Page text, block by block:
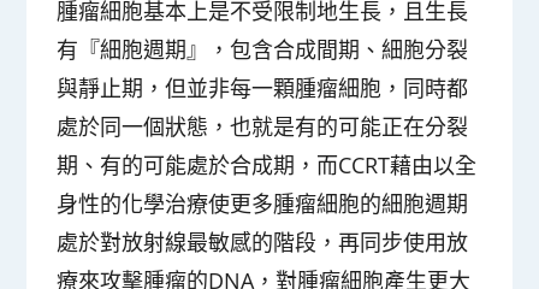
腫瘤細胞基本上是不受限制地生長，且生長
有『細胞週期』，包含合成間期、細胞分裂
與靜止期，但並非每一顆腫瘤細胞，同時都
處於同一個狀態，也就是有的可能正在分裂
期、有的可能處於合成期，而CCRT藉由以全
身性的化學治療使更多腫瘤細胞的細胞週期
處於對放射線最敏感的階段，再同步使用放
療來攻擊腫瘤的DNA，對腫瘤細胞產生更大